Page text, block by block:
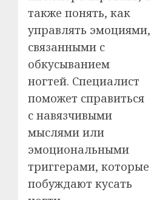
также понять, как
управлять эмоциями,
связанными с
обкусыванием
ногтей. Специалист
поможет справиться
с навязчивыми
мыслями или
эмоциональными
триггерами, которые
побуждают кусать